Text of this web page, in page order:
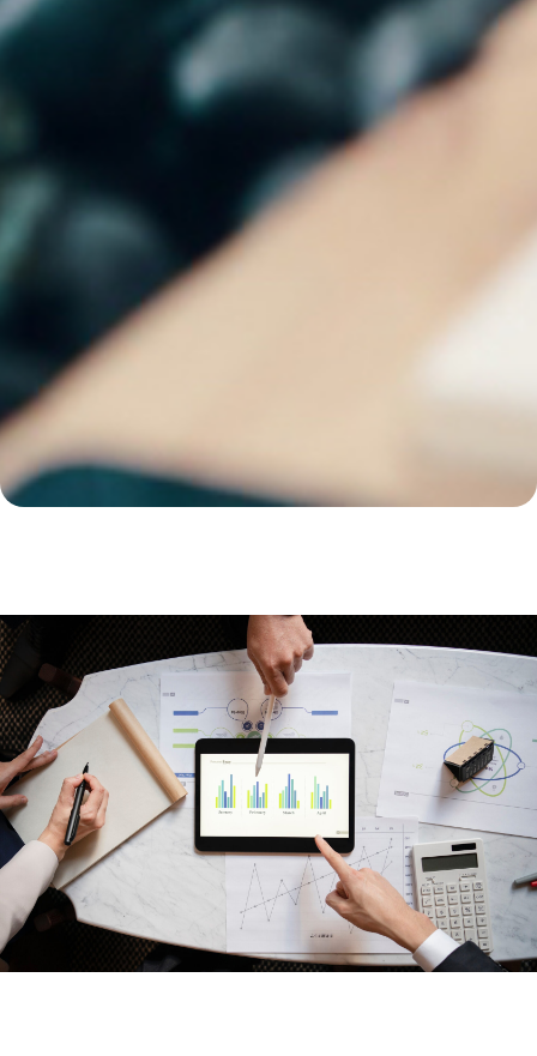
35+ кандидатов и
подготовим детальный
отчёт о каждом
потенциальном кандидате: